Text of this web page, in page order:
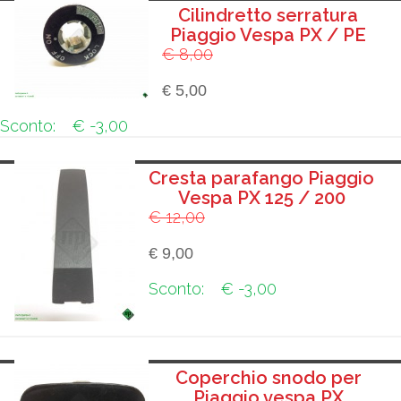
Cilindretto serratura
Piaggio Vespa PX / PE
€ 8,00
€ 5,00
Sconto: € -3,00
Cresta parafango Piaggio
Vespa PX 125 / 200
€ 12,00
€ 9,00
Sconto: € -3,00
Coperchio snodo per